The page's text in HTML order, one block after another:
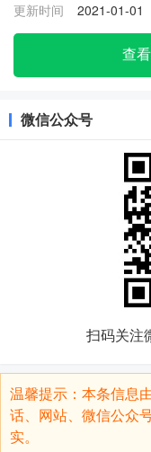
更新时间
2021-01-01
查
微信公众号
扫码关注
温馨提示：本条信息
话、网站、微信公众
实。